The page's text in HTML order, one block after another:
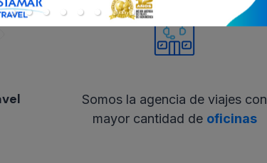
Somos la agencia de viajes con
mayor cantidad de oficinas